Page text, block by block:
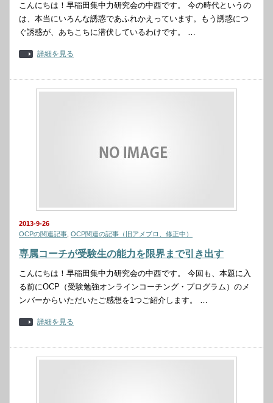
こんにちは！早稲田集中力研究会の中西です。 今の時代というの
は、本当にいろんな誘惑であふれかえっています。もう誘惑につ
ぐ誘惑が、あちこちに潜伏しているわけです。 …
詳細を見る
2013-9-26
OCPの関連記事 OCP関連の記事（旧アメブロ、修正中）
専属コーチが受験生の能力を限界まで引き出す
こんにちは！早稲田集中力研究会の中西です。 今回も、本題に入
る前にOCP（受験勉強オンラインコーチング・プログラム）のメ
ンバーからいただいたご感想を1つご紹介します。 …
詳細を見る